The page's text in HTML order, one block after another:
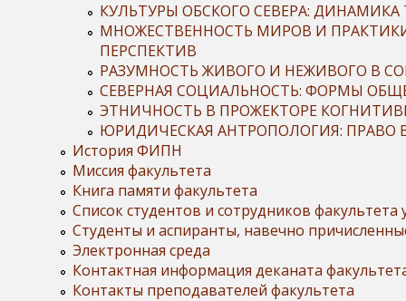
КУЛЬТУРЫ ОБСКОГО СЕВЕРА:
МНОЖЕСТВЕННОСТЬ МИРОВ И
ПЕРСПЕКТИВ
РАЗУМНОСТЬ ЖИВОГО И НЕЖИВОГО В
СЕВЕРНАЯ СОЦИАЛЬНОСТЬ: ФОРМЫ
ЭТНИЧНОСТЬ В ПРОЖЕКТОРЕ
ЮРИДИЧЕСКАЯ АНТРОПОЛОГИЯ: ПРАВО
История ФИПН
Миссия факультета
Книга памяти факультета
Список студентов и сотрудников
Студенты и аспиранты, навечно
Электронная среда
Контактная информация деканата
Контакты преподавателей факультета